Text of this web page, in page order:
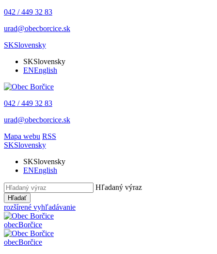
042 / 449 32 83
urad@obecborcice.sk
SKSlovensky
SKSlovensky
ENEnglish
042 / 449 32 83
urad@obecborcice.sk
Mapa webu RSS
SKSlovensky
SKSlovensky
ENEnglish
Hľadaný výraz
Hľadať
rozšírené vyhľadávanie
obecBorčice
obecBorčice